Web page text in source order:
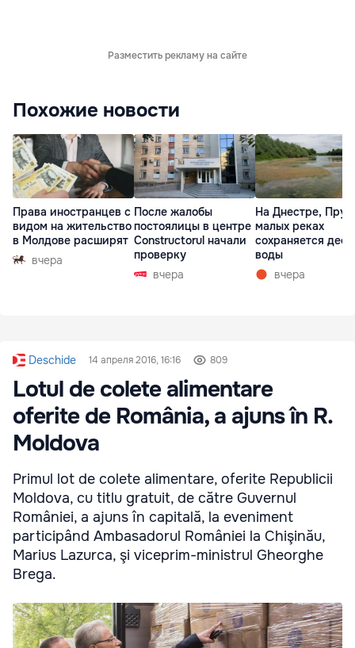
Разместить рекламу на сайте
Похожие новости
Права иностранцев с
видом на жительство
в Молдове расширят
вчера
После жалобы
постоялицы в центре
Constructorul начали
проверку
вчера
На Днестре,
малых реках
сохраняется
воды
вчера
Deschide 14 апреля 2016, 16:16 809
Lotul de colete alimentare
oferite de România, a ajuns în R.
Moldova
Primul lot de colete alimentare, oferite Republicii
Moldova, cu titlu gratuit, de către Guvernul
României, a ajuns în capitală, la eveniment
participând Ambasadorul României la Chişinău,
Marius Lazurca, şi viceprim-ministrul Gheorghe
Brega.